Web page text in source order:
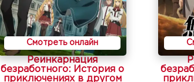
Смотреть онлайн
Реинкарнация
безработного: История о
приключениях в другом